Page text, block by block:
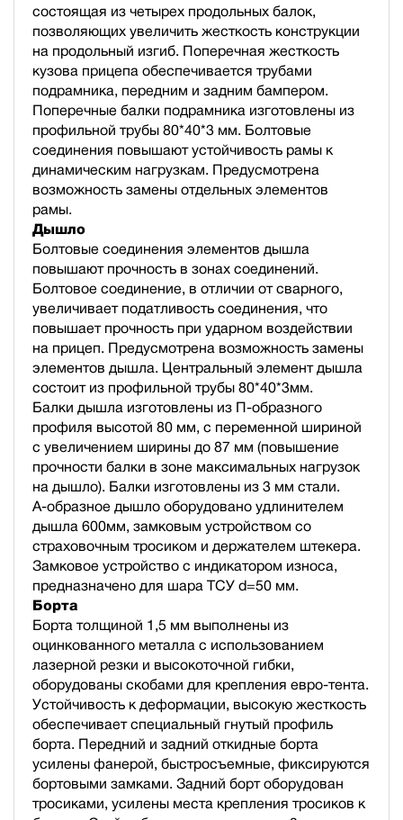
состоящая из четырех продольных балок,
позволяющих увеличить жесткость конструкции
на продольный изгиб. Поперечная жесткость
кузова прицепа обеспечивается трубами
подрамника, передним и задним бампером.
Поперечные балки подрамника изготовлены из
профильной трубы 80*40*3 мм. Болтовые
соединения повышают устойчивость рамы к
динамическим нагрузкам. Предусмотрена
возможность замены отдельных элементов
рамы.
Дышло
Болтовые соединения элементов дышла
повышают прочность в зонах соединений.
Болтовое соединение, в отличии от сварного,
увеличивает податливость соединения, что
повышает прочность при ударном воздействии
на прицеп. Предусмотрена возможность замены
элементов дышла. Центральный элемент дышла
состоит из профильной трубы 80*40*3мм.
Балки дышла изготовлены из П-образного
профиля высотой 80 мм, с переменной шириной
с увеличением ширины до 87 мм (повышение
прочности балки в зоне максимальных нагрузок
на дышло). Балки изготовлены из 3 мм стали.
А-образное дышло оборудовано удлинителем
дышла 600мм, замковым устройством со
страховочным тросиком и держателем штекера.
Замковое устройство с индикатором износа,
предназначено для шара ТСУ d=50 мм.
Борта
Борта толщиной 1,5 мм выполнены из
оцинкованного металла с использованием
лазерной резки и высокоточной гибки,
оборудованы скобами для крепления евро-тента.
Устойчивость к деформации, высокую жесткость
обеспечивает специальный гнутый профиль
борта. Передний и задний откидные борта
усилены фанерой, быстросъемные, фиксируются
бортовыми замками. Задний борт оборудован
тросиками, усилены места крепления тросиков к